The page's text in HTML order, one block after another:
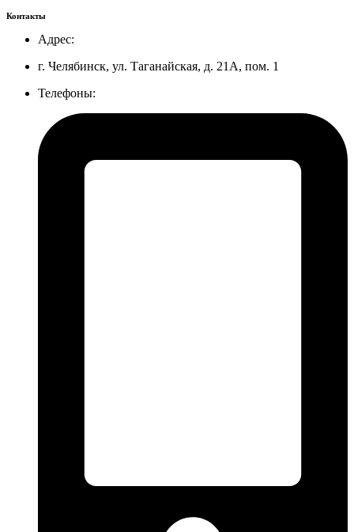
Контакты
Адрес:
г. Челябинск, ул. Таганайская, д. 21А, пом. 1
Телефоны: